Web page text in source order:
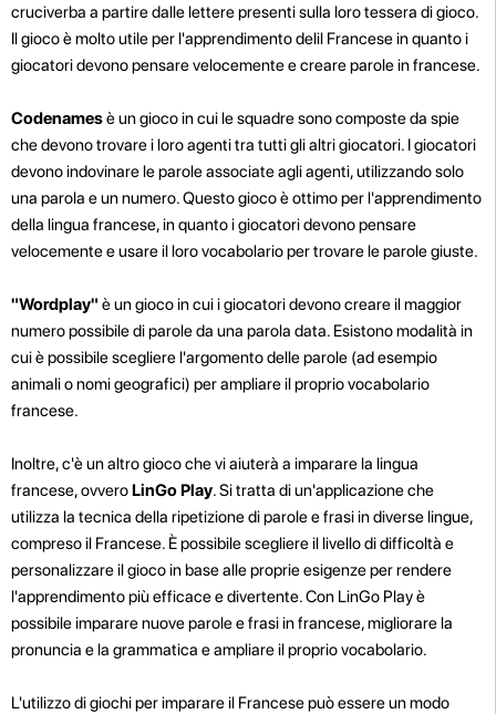
cruciverba a partire dalle lettere presenti sulla loro tessera di gioco.
Il gioco è molto utile per l'apprendimento delil Francese in quanto i
giocatori devono pensare velocemente e creare parole in francese.
Codenamesè un gioco in cui le squadre sono composte da spie
che devono trovare i loro agenti tra tutti gli altri giocatori. I giocatori
devono indovinare le parole associate agli agenti, utilizzando solo
una parola e un numero. Questo gioco è ottimo per l'apprendimento
della lingua francese, in quanto i giocatori devono pensare
velocemente e usare il loro vocabolario per trovare le parole giuste.
"Wordplay" è un gioco in cui i giocatori devono creare il maggior
numero possibile di parole da una parola data. Esistono modalità in
cui è possibile scegliere l'argomento delle parole (ad esempio
animali o nomi geografici) per ampliare il proprio vocabolario
francese.
Inoltre, c'è un altro gioco che vi aiuterà a imparare la lingua
francese, ovveroLinGo Play. Si tratta di un'applicazione che
utilizza la tecnica della ripetizione di parole e frasi in diverse lingue,
compreso il Francese. È possibile scegliere il livello di difficoltà e
personalizzare il gioco in base alle proprie esigenze per rendere
l'apprendimento più efficace e divertente. Con LinGo Play è
possibile imparare nuove parole e frasi in francese, migliorare la
pronuncia e la grammatica e ampliare il proprio vocabolario.
L'utilizzo di giochi per imparare il Francese può essere un modo